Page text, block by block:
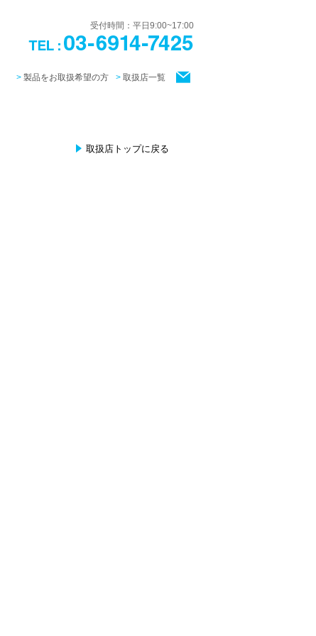
受付時間：平日9:00~17:00
製品をお取扱希望の方 取扱店一覧
取扱店トップに戻る